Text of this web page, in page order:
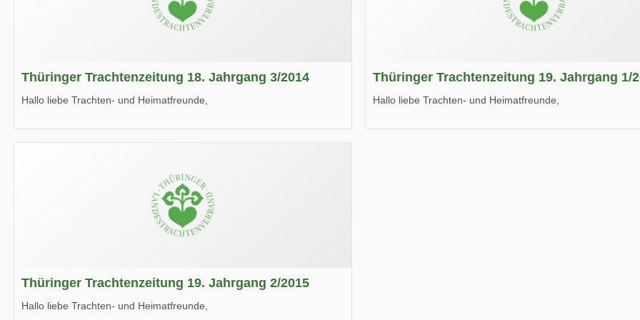
Thüringer Trachtenzeitung 18. Jahrgang 3/2014
Hallo liebe Trachten- und Heimatfreunde,
Wir wünschen Euch viel Spaß beim Lesen.
Thüringer Trachtenzeitung 19. Jahrgang 1/
Hallo liebe Trachten- und Heimatfreunde,
Thüringer Trachtenzeitung 19. Jahrgang 2/2015
Hallo liebe Trachten- und Heimatfreunde,